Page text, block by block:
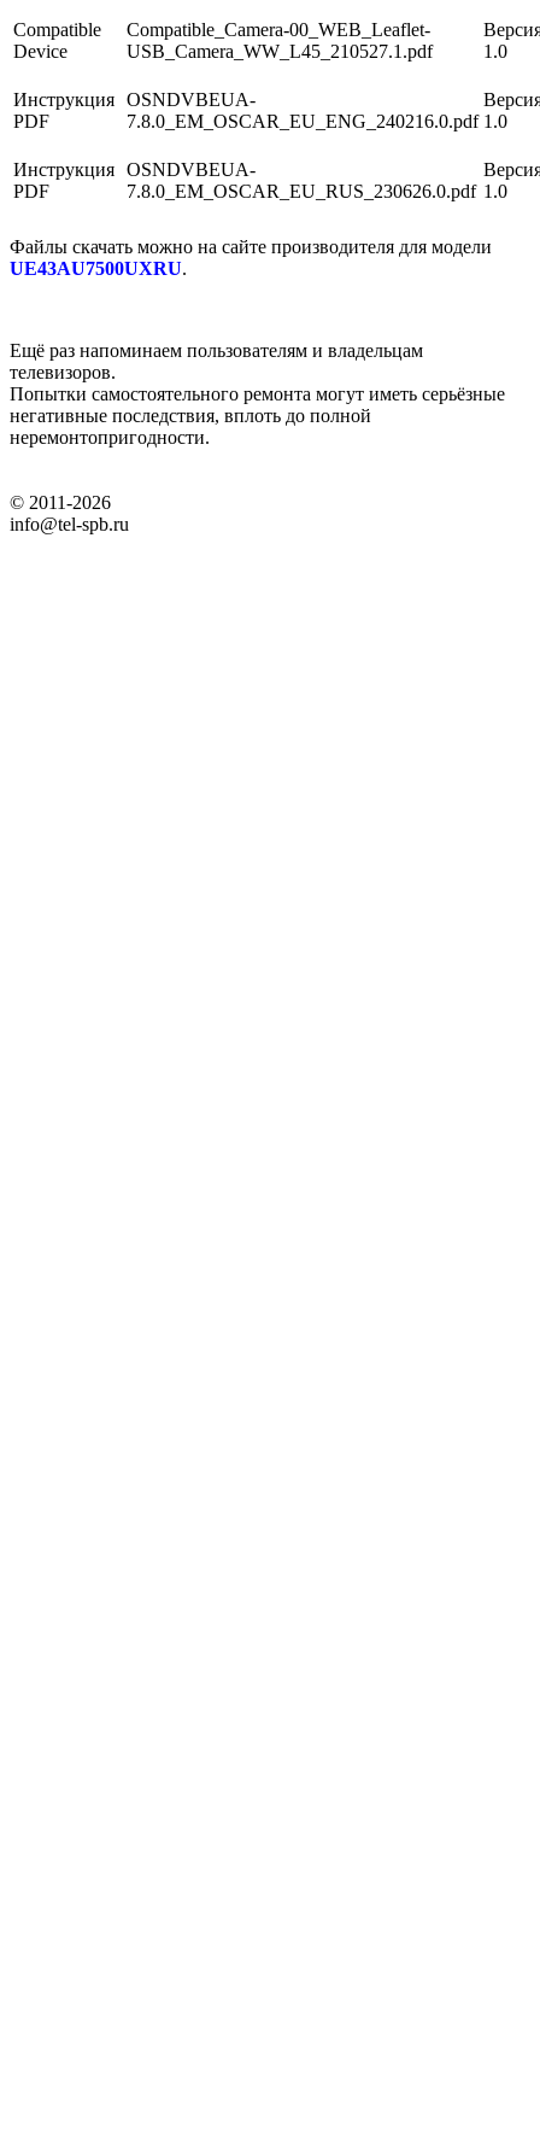
Compatible
Device
Compatible_Camera-00_WEB_Leaflet-
USB_Camera_WW_L45_210527.1.pdf
1.0
Инструкция
PDF
OSNDVBEUA-
7.8.0_EM_OSCAR_EU_ENG_240216.0.pdf 1.0
Инструкция
PDF
OSNDVBEUA-
7.8.0_EM_OSCAR_EU_RUS_230626.0.pdf 1.0
Файлы скачать можно на сайте производителя для модели
UE43AU7500UXRU.
Ещё раз напоминаем пользователям и владельцам
телевизоров.
Попытки самостоятельного ремонта могут иметь серьёзные
негативные последствия, вплоть до полной
неремонтопригодности.
© 2011-2026
info@tel-spb.ru